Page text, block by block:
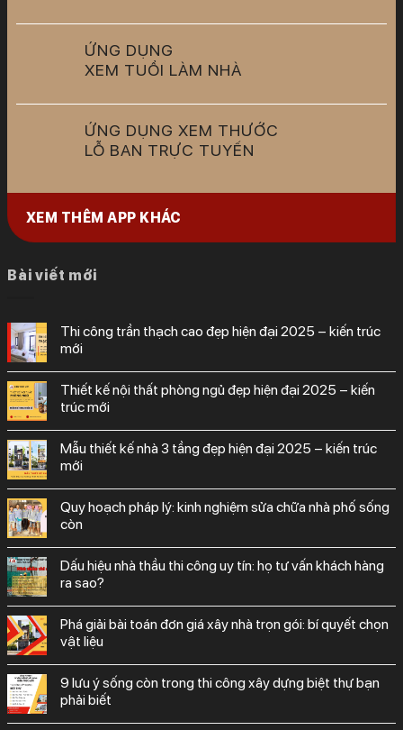
ỨNG DỤNG
XEM TUỔI LÀM NHÀ
ỨNG DỤNG XEM THƯỚC
LỖ BAN TRỰC TUYẾN
XEM THÊM APP KHÁC
Bài viết mới
thi công trần thạch cao đẹp hiện đại 2025 – kiến trúc
mới
thiết kế nội thất phòng ngủ đẹp hiện đại 2025 – kiến
trúc mới
mẫu thiết kế nhà 3 tầng đẹp hiện đại 2025 – kiến trúc
mới
quy hoạch pháp lý: kinh nghiệm sửa chữa nhà phố sống
còn
dấu hiệu nhà thầu thi công uy tín: họ tư vấn khách hàng
ra sao?
phá giải bài toán đơn giá xây nhà trọn gói: bí quyết chọn
vật liệu
9 lưu ý sống còn trong thi công xây dựng biệt thự bạn
phải biết